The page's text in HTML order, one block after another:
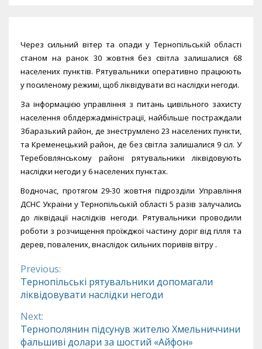
Через сильний вітер та опади у Тернопільській області
станом на ранок 30 жовтня без світла залишалися 68
населених пунктів. Рятувальники оперативно працюють
у посиленому режимі, щоб ліквідувати всі наслідки негоди.
За інформацією управління з питань цивільного захисту
населення облдержадміністрації, найбільше постраждали
Збаразький район, де знеструмлено 23 населених пункти,
та Кременецький район, де без світла залишалися 9 сіл. У
Теребовлянському районі рятувальники ліквідовують
наслідки негоди у 6 населених пунктах.
Водночас, протягом 29-30 жовтня підрозділи Управління
ДСНС України у Тернопільській області 5 разів залучались
до ліквідації наслідків негоди. Рятувальники проводили
роботи з розчищення проїжджої частину доріг від гілля та
дерев, повалених, внаслідок сильних поривів вітру .
Continue
Reading
Previous:
Тернопільські рятувальники допомагали
ліквідовувати наслідки негоди
Next:
Тернополянин підсунув жителю Хмельниччини
фальшиві долари за шостий «Айфон»